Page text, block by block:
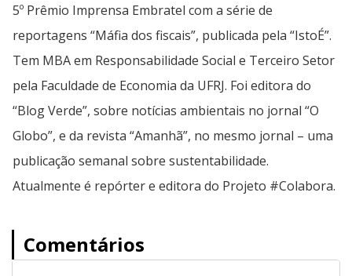
5º Prêmio Imprensa Embratel com a série de
reportagens “Máfia dos fiscais”, publicada pela “IstoÉ”.
Tem MBA em Responsabilidade Social e Terceiro Setor
pela Faculdade de Economia da UFRJ. Foi editora do
“Blog Verde”, sobre notícias ambientais no jornal “O
Globo”, e da revista “Amanhã”, no mesmo jornal – uma
publicação semanal sobre sustentabilidade.
Atualmente é repórter e editora do Projeto #Colabora.
Comentários